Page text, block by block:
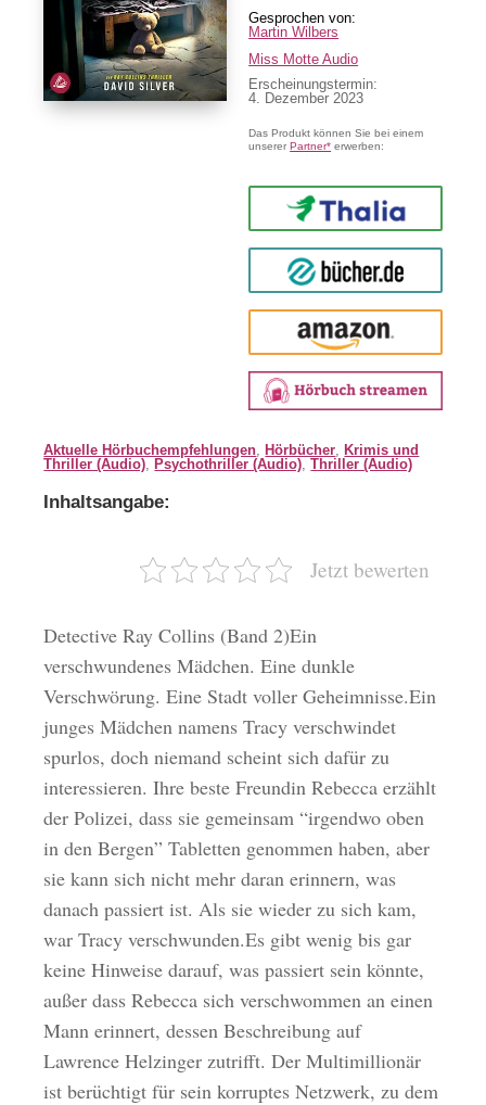
Martin Wilbers
Miss Motte Audio
Erscheinungstermin:
4. Dezember 2023
Das Produkt können Sie bei einem
unsererPartner* erwerben:
Thalia
buecher.de
Amazon
Aktuelle Hörbuchempfehlungen Hörbücher
Krimis und
Thriller (Audio)
Psychothriller (Audio) ,Thriller (Audio)
Inhaltsangabe:
Jetzt bewerten
Detective Ray Collins (Band 2)Ein
verschwundenes Mädchen. Eine dunkle
Verschwörung. Eine Stadt voller Geheimnisse.Ein
junges Mädchen namens Tracy verschwindet
spurlos, doch niemand scheint sich dafür zu
interessieren. Ihre beste Freundin Rebecca erzählt
der Polizei, dass sie gemeinsam “irgendwo oben
in den Bergen” Tabletten genommen haben, aber
sie kann sich nicht mehr daran erinnern, was
danach passiert ist. Als sie wieder zu sich kam,
war Tracy verschwunden.Es gibt wenig bis gar
keine Hinweise darauf, was passiert sein könnte,
außer dass Rebecca sich verschwommen an einen
Mann erinnert, dessen Beschreibung auf
Lawrence Helzinger zutrifft. Der Multimillionär
ist berüchtigt für sein korruptes Netzwerk, zu dem